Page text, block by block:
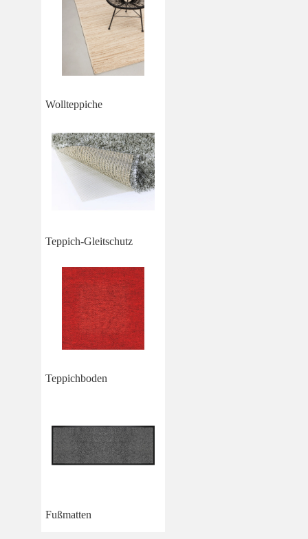
Wollteppiche
Teppich-Gleitschutz
Teppichboden
Fußmatten